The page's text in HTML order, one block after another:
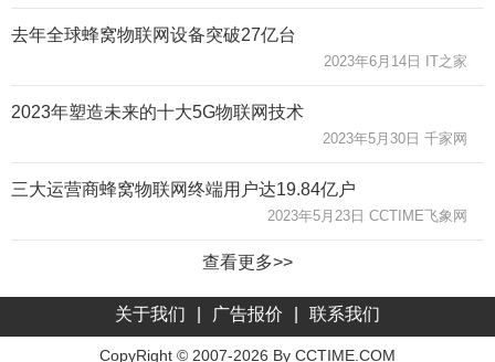
去年全球蜂窝物联网设备突破27亿台
2023年6月14日 IT之家
2023年塑造未来的十大5G物联网技术
2023年5月30日 千家网
三大运营商蜂窝物联网终端用户达19.84亿户
2023年5月23日 CCTIME飞象网
查看更多>>
关于我们 广告报价 联系我们
CopyRight © 2007-2026 By CCTIME.COM